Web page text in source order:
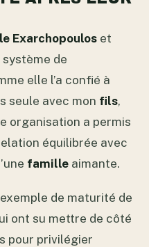
Exarchopoulos et
de
elle l’a confié à
seule avec mon fils,
organisation a permis
équilibrée avec
famille aimante.
de maturité de
ont su mettre de côté
pour privilégier